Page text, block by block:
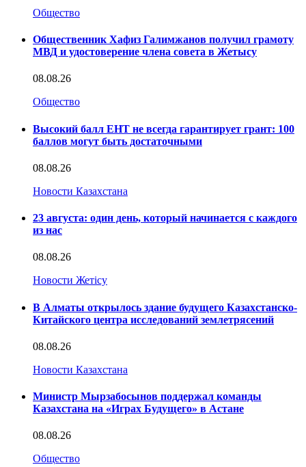
Общество
Общественник Хафиз Галимжанов получил грамоту
МВД и удостоверение члена совета в Жетысу
08.08.26
Общество
Высокий балл ЕНТ не всегда гарантирует грант: 100
баллов могут быть достаточными
08.08.26
Новости Казахстана
23 августа: один день, который начинается с каждого
из нас
08.08.26
Новости Жетісу
В Алматы открылось здание будущего Казахстанско-
Китайского центра исследований землетрясений
08.08.26
Новости Казахстана
Министр Мырзабосынов поддержал команды
Казахстана на «Играх Будущего» в Астане
08.08.26
Общество